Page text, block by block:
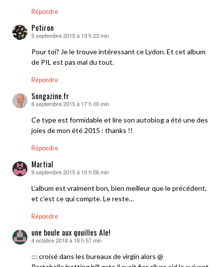
Répondre
Potiron
dit :
5 septembre 2015 à 13 h 23 min
Pour toi? Je le trouve intéressant ce Lydon. Et cet album
de PIL est pas mal du tout.
Répondre
Songazine.fr
dit :
6 septembre 2015 à 17 h 00 min
Ce type est formidable et lire son autobiog a été une des
joies de mon été 2015 : thanks !!
Répondre
Martial
dit :
9 septembre 2015 à 10 h 06 min
L’album est vraiment bon, bien meilleur que le précédent,
et c’est ce qui compte. Le reste…
Répondre
une boule aux qouilles AÏe!
dit :
4 octobre 2018 à 18 h 57 min
::: croisé dans les bureaux de virgin alors @